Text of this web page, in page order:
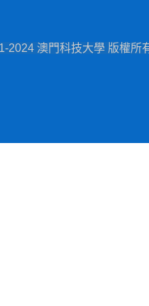
2024 澳門科技大學 版權所